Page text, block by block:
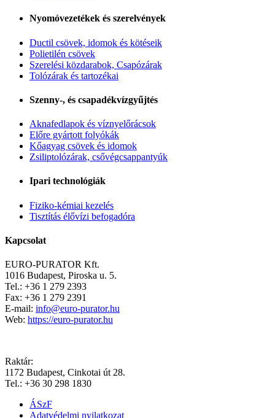
Nyomóvezetékek és szerelvények
Ductil csövek, idomok és kötéseik
Polietilén csövek
Szerelési közdarabok, Csapózárak
Tolózárak és tartozékai
Szenny-, és csapadékvízgyűjtés
Aknafedlapok és víznyelőrácsok
Előre gyártott folyókák
Kőagyag csövek és idomok
Zsiliptolózárak, csővégcsappantyúk
Ipari technológiák
Fiziko-kémiai kezelés
Tisztítás élővízi befogadóra
Kapcsolat
EURO-PURATOR Kft.
1016 Budapest, Piroska u. 5.
Tel.: +36 1 279 2393
Fax: +36 1 279 2391
E-mail: info@euro-purator.hu
Web: https://euro-purator.hu
Raktár:
1172 Budapest, Cinkotai út 28.
Tel.: +36 30 298 1830
ÁSzF
Adatvédelmi nyilatkozat